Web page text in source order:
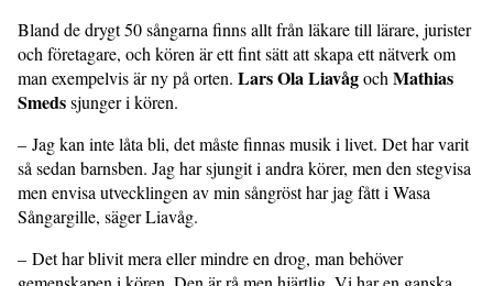
Bland de drygt 50 sångarna finns allt från läkare till lärare, jurister
och företagare, och kören är ett fint sätt att skapa ett nätverk om
man exempelvis är ny på orten. Lars Ola Liavågoch Mathias
Smedssjunger i kören.
– Jag kan inte låta bli, det måste finnas musik i livet. Det har varit
så sedan barnsben. Jag har sjungit i andra körer, men den stegvisa
men envisa utvecklingen av min sångröst har jag fått i Wasa
Sångargille, säger Liavåg.
– Det har blivit mera eller mindre en drog, man behöver